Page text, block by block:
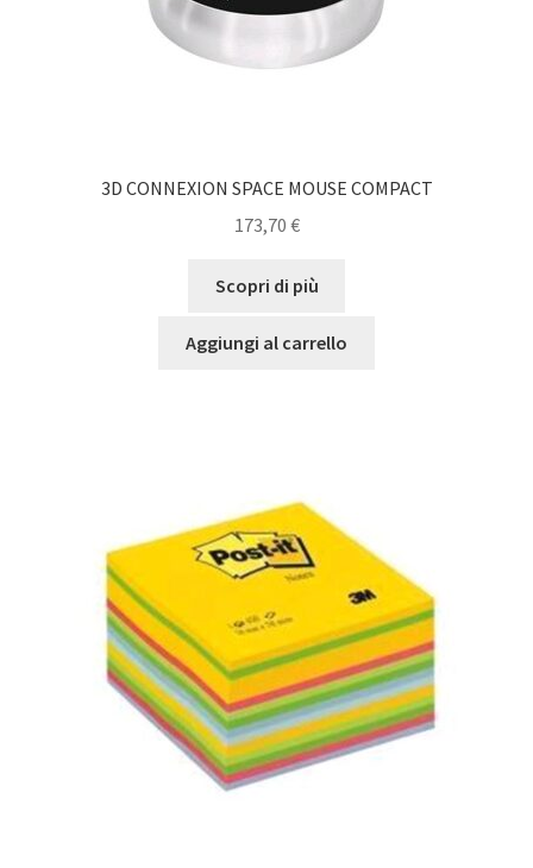
3D CONNEXION SPACE MOUSE COMPACT
173,70 €
Scopri di più
Aggiungi al carrello